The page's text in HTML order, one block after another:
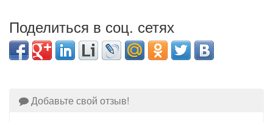
Поделиться в соц. сетях
Добавьте свой отзыв!